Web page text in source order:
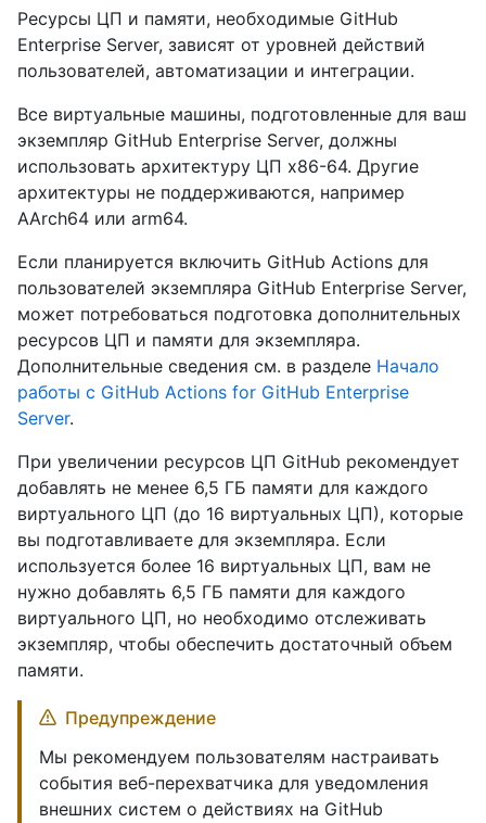
Ресурсы ЦП и памяти, необходимые GitHub
Enterprise Server, зависят от уровней действий
пользователей, автоматизации и интеграции.
Все виртуальные машины, подготовленные для ваш
экземпляр GitHub Enterprise Server, должны
использовать архитектуру ЦП x86-64. Другие
архитектуры не поддерживаются, например
AArch64 или arm64.
Если планируется включить GitHub Actions для
пользователей экземпляра GitHub Enterprise Server,
может потребоваться подготовка дополнительных
ресурсов ЦП и памяти для экземпляра.
Дополнительные сведения см. в разделе Начало
работы с GitHub Actions for GitHub Enterprise
Server.
При увеличении ресурсов ЦП GitHub рекомендует
добавлять не менее 6,5 ГБ памяти для каждого
виртуального ЦП (до 16 виртуальных ЦП), которые
вы подготавливаете для экземпляра. Если
используется более 16 виртуальных ЦП, вам не
нужно добавлять 6,5 ГБ памяти для каждого
виртуального ЦП, но необходимо отслеживать
экземпляр, чтобы обеспечить достаточный объем
памяти.
Предупреждение
Мы рекомендуем пользователям настраивать
события веб-перехватчика для уведомления
внешних систем о действиях на GitHub